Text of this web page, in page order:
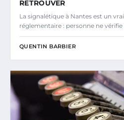
RETROUVER
La signalétique à Nantes est un
réglementaire : personne ne vérifie
QUENTIN BARBIER